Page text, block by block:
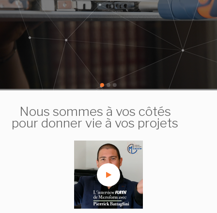
Un problème, une urgence, un changement
d'équipement ?
Nous mettons notre savoir faire et notre réactivité à
votre service .
EN SAVOIR PLUS
Nous sommes à vos côtés
pour donner vie à vos projets